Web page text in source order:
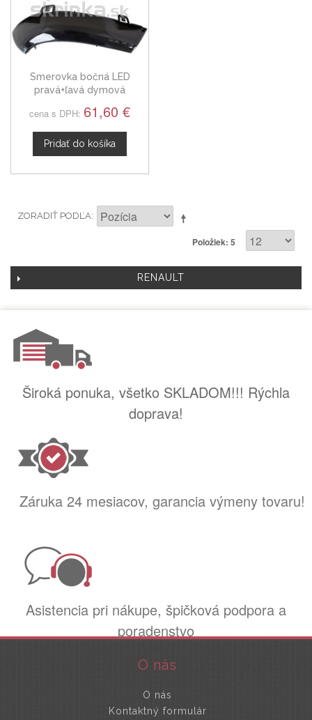
Smerovka bočná LED
pravá+ľavá dymová
od 2008
cena s DPH: 61,60 €
Pridať do košíka
ZORADIŤ PODĽA
Položiek: 5
RENAULT
Široká ponuka, všetko SKLADOM!!! Rýchla
doprava!
Záruka 24 mesiacov, garancia výmeny tovaru!
Asistencia pri nákupe, špičková podpora a
poradenstvo
O nás
O nás
Kontaktný formulár